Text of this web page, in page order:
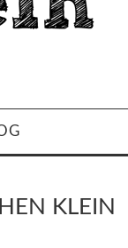
KLEIN